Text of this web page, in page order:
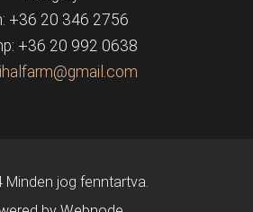
+36 20 346 2756
+36 20 992 0638
farm@gmail.com
Minden jog fenntartva.